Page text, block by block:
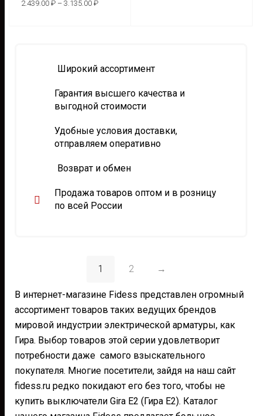
2.439.00 ₽ – 3.135.00 ₽
несколько
Опции
можно
товара.
Широкий ассортимент
Гарантия высшего качества и
выгодной стоимости
Удобные условия доставки,
отправляем оперативно
Возврат и обмен
Продажа товаров оптом и в розницу
по всей России
1 2 →
В интернет-магазине Fidess представлен огромный
ассортимент товаров таких ведущих брендов
мировой индустрии электрической арматуры, как
Гира. Выбор товаров этой серии удовлетворит
потребности даже самого взыскательного
покупателя. Многие посетители, зайдя на наш сайт
fidess.ru редко покидают его без того, чтобы не
купить выключатели Gira E2 (Гира Е2). Каталог